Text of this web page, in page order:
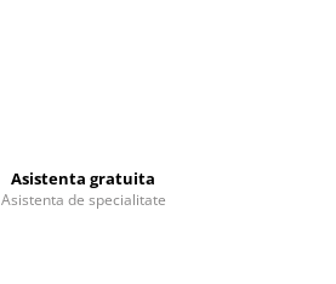
Asistenta gratuita
Asistenta de specialitate